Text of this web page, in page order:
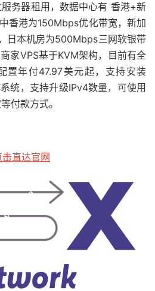
务器租用，数据中心有 香港+新
香港为150Mbps优化带宽，新加
日本机房为500Mbps三网软银带
家VPS基于KVM架构，目前有全
置年付47.97美元起，支持安装
统，支持升级IPv4数量，可使用
付款方式。
击直达官网